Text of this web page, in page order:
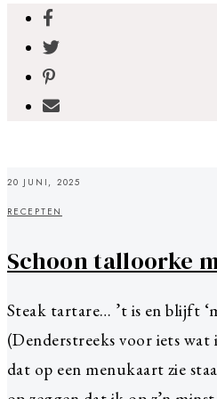
20 JUNI, 2025
RECEPTEN
Schoon talloorke
Steak tartare… ’t is en blijft
(Denderstreeks voor iets
dat op een menukaart zie